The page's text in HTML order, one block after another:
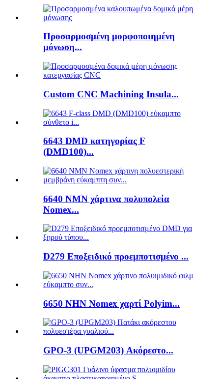
Προσαρμοσμένη μορφοποιημένη
μόνωση...
Custom CNC Machining Insula...
6643 DMD κατηγορίας F
(DMD100)...
6640 NMN χάρτινα πολυπολεία
Nomex...
D279 Εποξειδικό προεμποτισμένο ...
6650 NHN Nomex χαρτί Polyim...
GPO-3 (UPGM203) Ακόρεστο...